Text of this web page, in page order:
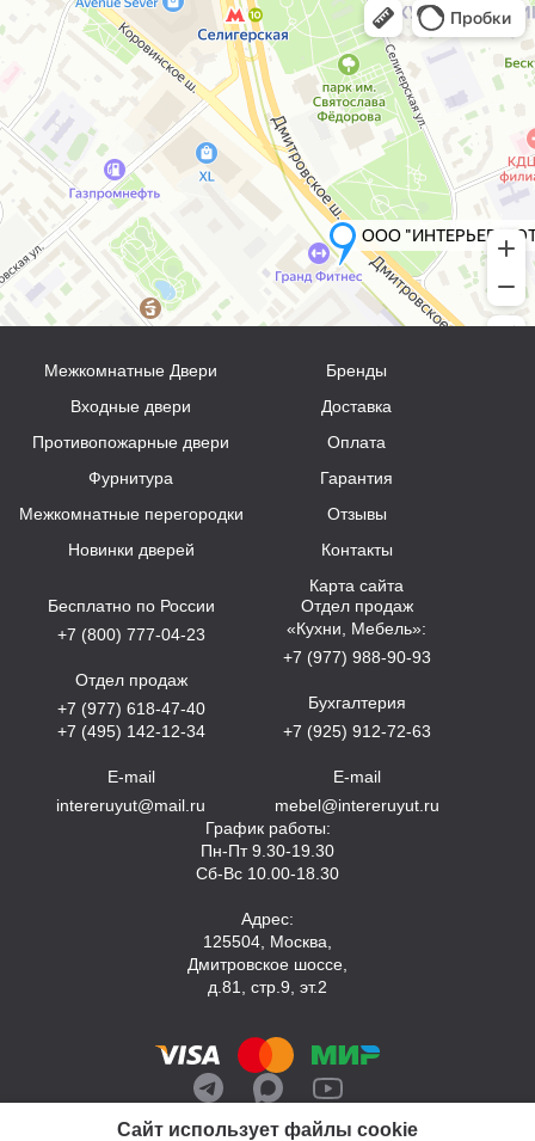
Сайт использует файлы cookie
Межкомнатные Двери
Входные двери
Противопожарные двери
Фурнитура
Межкомнатные перегородки
Новинки дверей
Бренды
Доставка
Оплата
Гарантия
Отзывы
Контакты
Карта сайта
Бесплатно по России
+7 (800) 777-04-23
Отдел продаж
+7 (977) 618-47-40
+7 (495) 142-12-34
E-mail
intereruyut@mail.ru
Отдел продаж
«Кухни, Мебель»:
+7 (977) 988-90-93
Бухгалтерия
+7 (925) 912-72-63
E-mail
mebel@intereruyut.ru
График работы:
Пн-Пт 9.30-19.30
Сб-Вс 10.00-18.30
Адрес:
125504, Москва,
Дмитровское шоссе,
д.81, стр.9, эт.2